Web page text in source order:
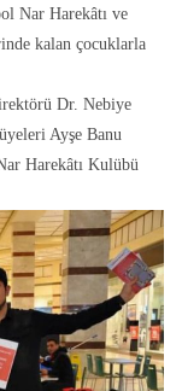
Nar Harekâtı ve
kalan çocuklarla
Dr. Nebiye
Ayşe Banu
Harekâtı Kulübü